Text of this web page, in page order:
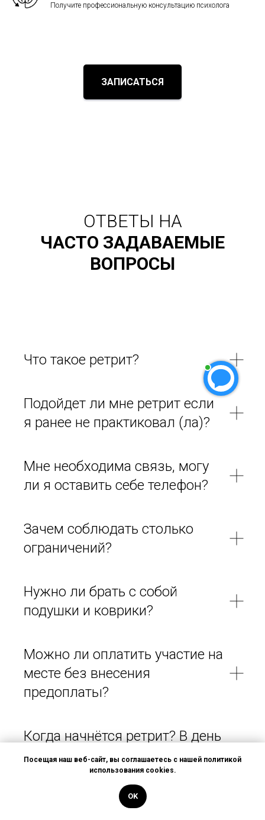
Получите профессиональную консультацию психолога
ЗАПИСАТЬСЯ
ОТВЕТЫ НА
ЧАСТО ЗАДАВАЕМЫЕ
ВОПРОСЫ
Что такое ретрит?
Подойдет ли мне ретрит если
я ранее не практиковал (ла)?
Мне необходима связь, могу
ли я оставить себе телефон?
Зачем соблюдать столько
ограничений?
Нужно ли брать с собой
подушки и коврики?
Можно ли оплатить участие на
месте без внесения
предоплаты?
Когда начнётся ретрит? В день
заезда или на следующий
Посещая наш веб-сайт, вы соглашаетесь с нашей политикой
использования cookies.
OK